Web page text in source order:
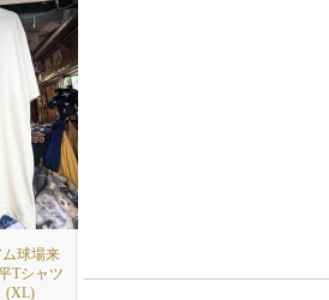
ム球場来
Tシャツ
(XL)